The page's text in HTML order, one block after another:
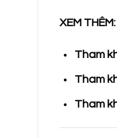
XEM THÊM:
Tham
Tham
Tham